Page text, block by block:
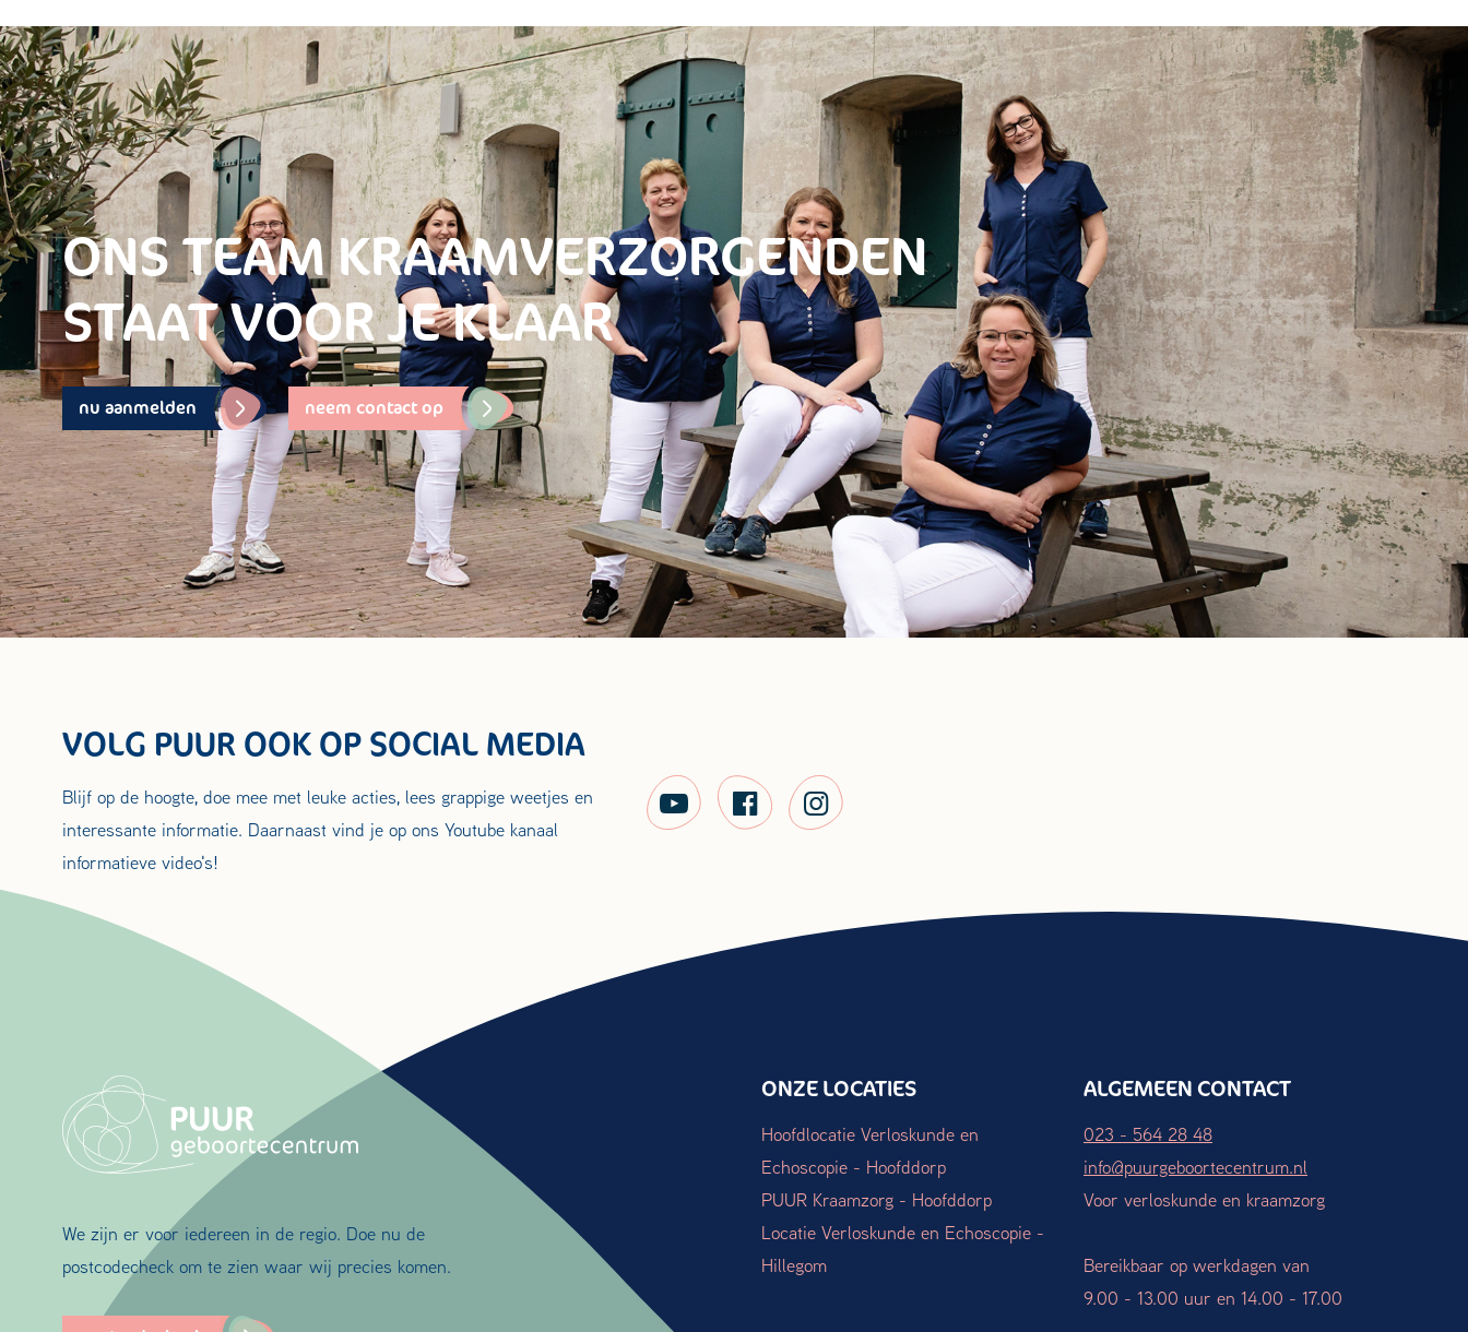
ONS TEAM KRAAMVERZORGENDEN
STAAT VOOR JE KLAAR
nu aanmelden neem contact op
VOLG PUUR OOK OP SOCIAL MEDIA
Blijf op de hoogte, doe mee met leuke acties, lees grappige weetjes en
interessante informatie. Daarnaast vind je op ons Youtube kanaal
informatieve video's!
We zijn er voor iedereen in de regio. Doe nu de
postcodecheck om te zien waar wij precies komen.
ONZE LOCATIES
Hoofdlocatie Verloskunde en
Echoscopie - Hoofddorp
PUUR Kraamzorg - Hoofddorp
Locatie Verloskunde en Echoscopie -
Hillegom
ALGEMEEN CONTACT
023 - 564 28 48
info@puurgeboortecentrum.nl
Voor verloskunde en kraamzorg
Bereikbaar op werkdagen van
9.00 - 13.00 uur en 14.00 - 17.00